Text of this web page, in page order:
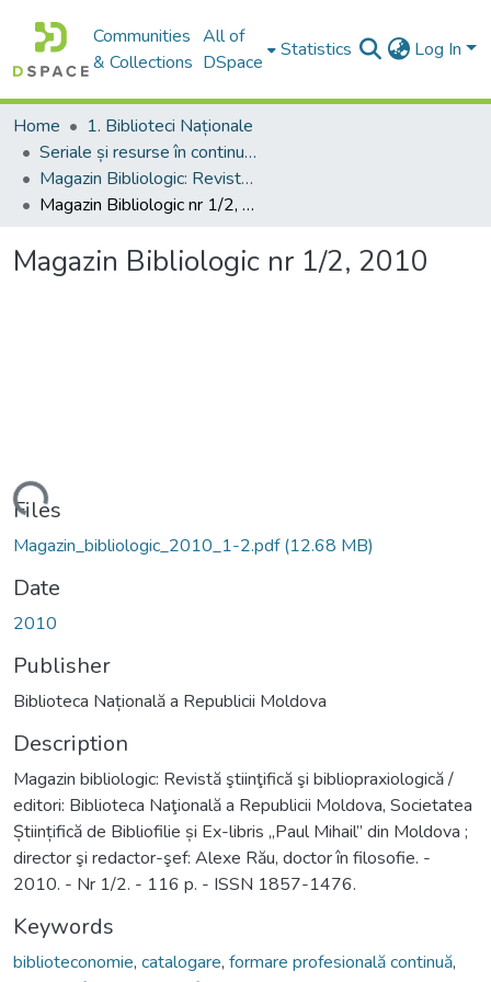
Communities
& Collections
All of
DSpace
Statistics Log In
Home
1. Biblioteci Naționale
Seriale și resurse în continuare
Magazin Bibliologic: Revistă științifică și bibliopraxiologică
Magazin Bibliologic nr 1/2, 2010
Magazin Bibliologic nr 1/2, 2010
Loading...
Files
Magazin_bibliologic_2010_1-2.pdf(12.68 MB)
Date
2010
Publisher
Biblioteca Națională a Republicii Moldova
Description
Magazin bibliologic: Revistă ştiinţifică şi bibliopraxiologică /
editori: Biblioteca Naţională a Republicii Moldova, Societatea
Științifică de Bibliofilie și Ex-libris „Paul Mihail” din Moldova ;
director şi redactor-şef: Alexe Rău, doctor în filosofie. -
2010. - Nr 1/2. - 116 p. - ISSN 1857-1476.
Keywords
biblioteconomie, catalogare, formare profesională continuă,